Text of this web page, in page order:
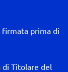
firmata prima di
di Titolare del